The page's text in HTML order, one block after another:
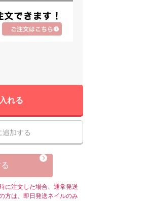
れる
加する
に注文した場合、通常発送
方は、即日発送ネイルのみ